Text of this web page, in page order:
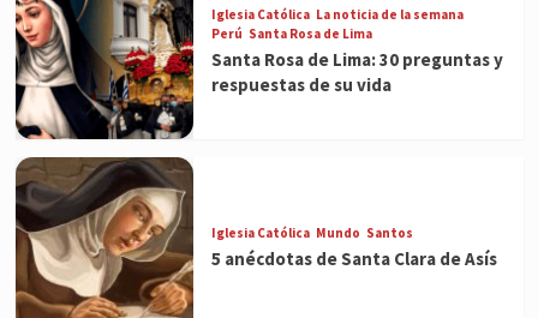
Iglesia Católica La noticia de la semana
Perú Santa Rosa de Lima
Santa Rosa de Lima: 30 preguntas y
respuestas de su vida
Iglesia Católica Mundo Santos
5 anécdotas de Santa Clara de Asís